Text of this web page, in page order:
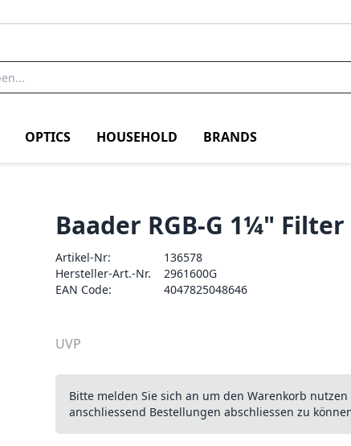
OPTICS HOUSEHOLD BRANDS
Baader RGB-G 1¼" Filter
Artikel-Nr:
136578
Hersteller-Art.-Nr.
2961600G
EAN Code:
4047825048646
UVP
Bitte melden Sie sich an um den Warenkorb
anschliessend Bestellungen abschliessen zu